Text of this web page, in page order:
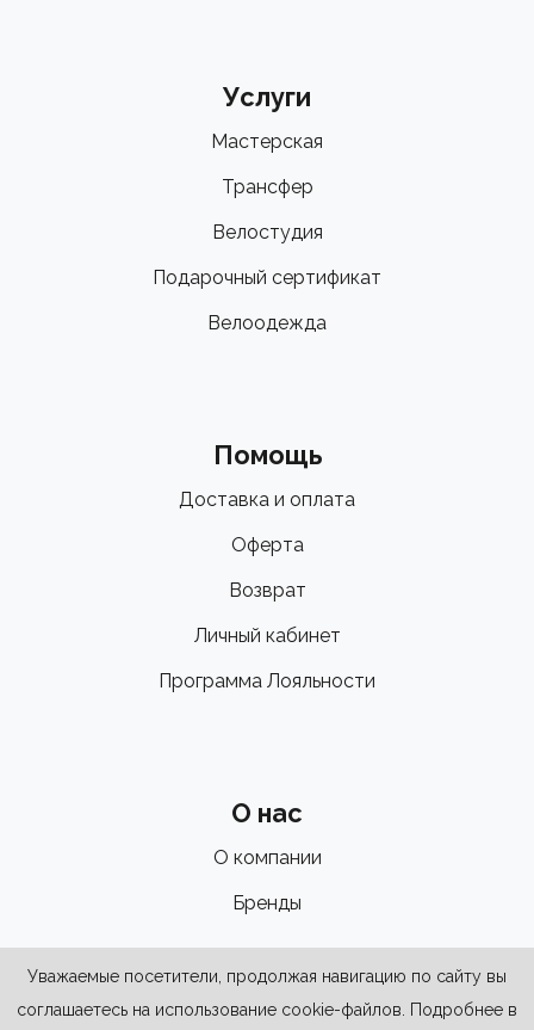
Услуги
Мастерская
Трансфер
Велостудия
Подарочный сертификат
Велоодежда
Помощь
Доставка и оплата
Оферта
Возврат
Личный кабинет
Программа Лояльности
О нас
О компании
Бренды
Уважаемые посетители, продолжая навигацию по сайту вы
соглашаетесь на использование cookie-файлов. Подробнее в